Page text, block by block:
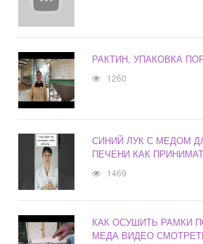
РАКТИН, УПАКОВКА
1260
СИНИЙ ЛУК С МЕДОМ
ПЕЧЕНИ КАК
1469
КАК ОСУШИТЬ РАМКИ
МЕДА ВИДЕО